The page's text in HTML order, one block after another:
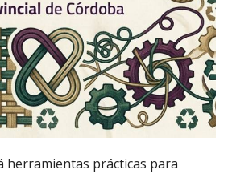
herramientas prácticas para